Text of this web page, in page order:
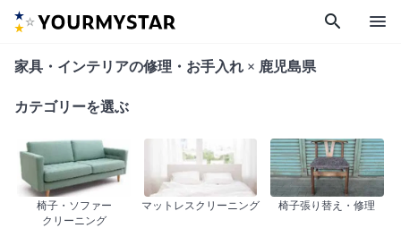
search menu
家具・インテリアの修理・お手入れ × 鹿児島県
カテゴリーを選ぶ
椅子・ソファー
クリーニング
マットレスクリーニング 椅子張り替え・修理